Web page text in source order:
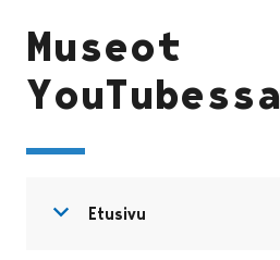
Museot
YouTubessa
Avaa valikko
Sulje valikko
Etusivu